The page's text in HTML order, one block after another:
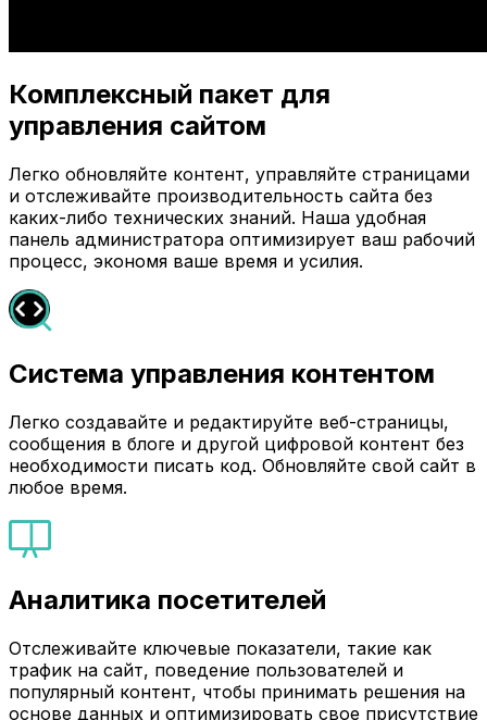
Комплексный пакет для
управления сайтом
Легко обновляйте контент, управляйте страницами
и отслеживайте производительность сайта без
каких-либо технических знаний. Наша удобная
панель администратора оптимизирует ваш рабочий
процесс, экономя ваше время и усилия.
Система управления контентом
Легко создавайте и редактируйте веб-страницы,
сообщения в блоге и другой цифровой контент без
необходимости писать код. Обновляйте свой сайт в
любое время.
Аналитика посетителей
Отслеживайте ключевые показатели, такие как
трафик на сайт, поведение пользователей и
популярный контент, чтобы принимать решения на
основе данных и оптимизировать свое присутствие